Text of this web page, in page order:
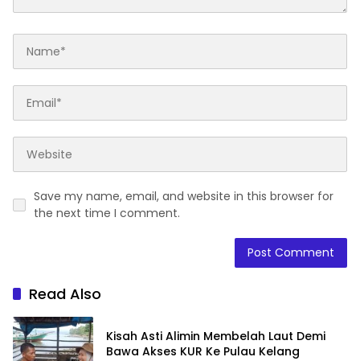
Save my name, email, and website in this browser for
the next time I comment.
Read Also
Kisah Asti Alimin Membelah Laut Demi
Bawa Akses KUR Ke Pulau Kelang